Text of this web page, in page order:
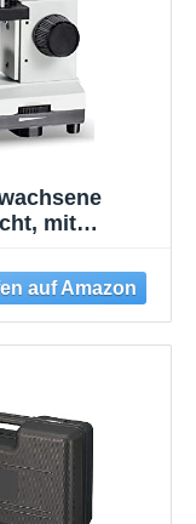
mit
Studium